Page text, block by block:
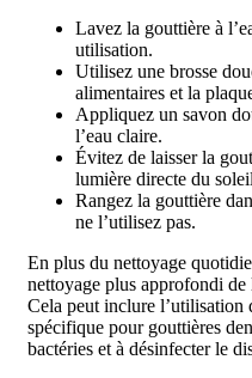
Lavez la gouttière à
utilisation.
Utilisez une brosse
alimentaires et la
Appliquez un savon
l’eau claire.
Évitez de laisser la
lumière directe du
Rangez la gouttière
ne l’utilisez pas.
En plus du nettoyage
nettoyage plus approfondi
Cela peut inclure l’utilisation
spécifique pour gouttières
bactéries et à désinfecter le